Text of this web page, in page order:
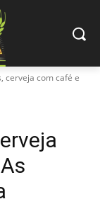
cerveja com café e